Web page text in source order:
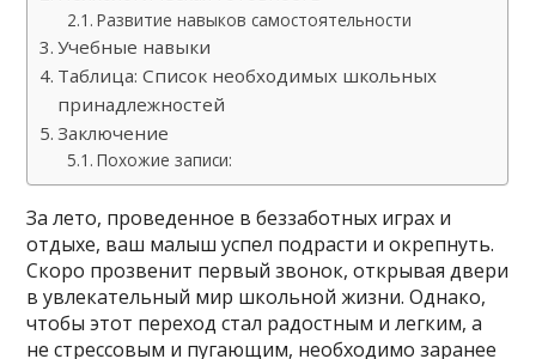
Развитие навыков самостоятельности
Учебные навыки
Таблица: Список необходимых школьных
принадлежностей
Заключение
Похожие записи:
За лето, проведенное в беззаботных играх и
отдыхе, ваш малыш успел подрасти и окрепнуть.
Скоро прозвенит первый звонок, открывая двери
в увлекательный мир школьной жизни. Однако,
чтобы этот переход стал радостным и легким, а
не стрессовым и пугающим, необходимо заранее